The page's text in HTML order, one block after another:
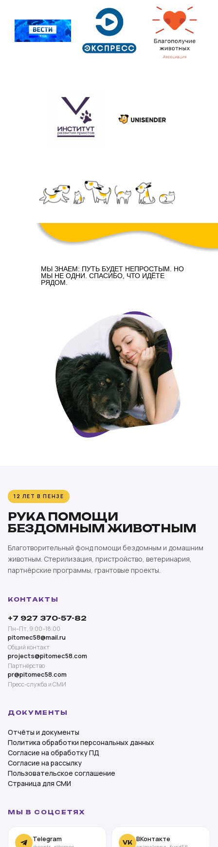
МЫ ЗНАЕМ: ПУТЬ БУДЕТ НЕПРОСТЫМ. НО
МЫ НЕ ОДНИ. СПАСИБО, ЧТО ИДЁТЕ
РЯДОМ.
12 ЛЕТ В ПЕНЗЕ
РУКА ПОМОЩИ
БЕЗДОМНЫМ ЖИВОТНЫМ
Благотворительный фонд помощи бездомным и домашним
животным. Стерилизация, пристройство, ветеринария,
партнёрские программы, грантовые проекты.
КОНТАКТЫ
+7 927 370-57-82
Пн–Пт, 9:00–18:00
pitomec58@mail.ru
Общий контакт
projects@pitomec58.com
Партнёрство
pr@pitomec58.com
Пресс-служба и СМИ
ДОКУМЕНТЫ
Отчёты и документы
Политика обработки персональных данных
Согласие на обработку ПД
Согласие на рассылку
Пользовательское соглашение
Страница для СМИ
МЫ В СОЦСЕТЯХ
Telegram VK ВКонтакте